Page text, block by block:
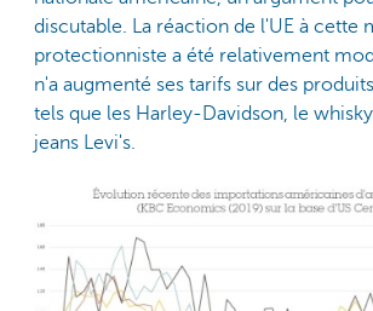
discutable. La réaction de l'UE à cette
protectionniste a été relativement
n'a augmenté ses tarifs sur des
tels que les Harley-Davidson, le
jeans Levi's.